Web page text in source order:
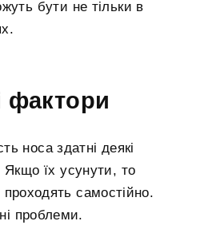
бути не тільки в
фактори
носа здатні деякі
Якщо їх усунути, то
самостійно.
проблеми.